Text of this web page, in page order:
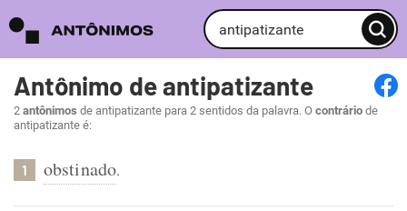
Antônimo de antipatizante
2 antônimos de antipatizante para 2 sentidos da palavra. O contrário de
antipatizante é:
1 obstinado.